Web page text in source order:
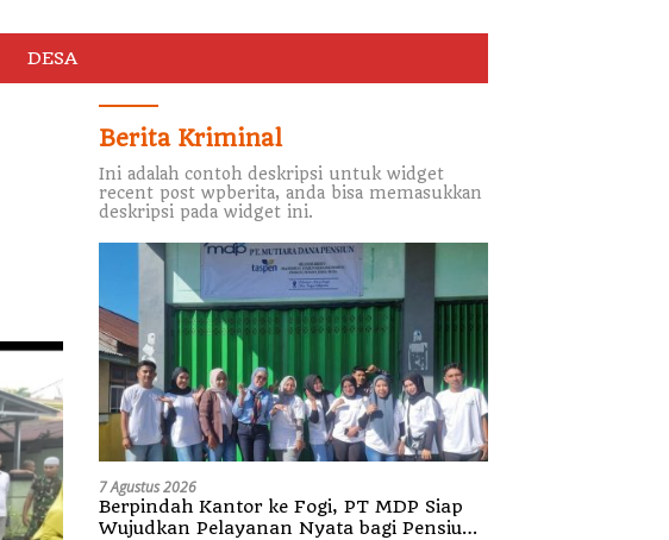
DESA
Berita Kriminal
Ini adalah contoh deskripsi untuk widget
recent post wpberita, anda bisa memasukkan
deskripsi pada widget ini.
7 Agustus 2026
Berpindah Kantor ke Fogi, PT MDP Siap
Wujudkan Pelayanan Nyata bagi Pensiun